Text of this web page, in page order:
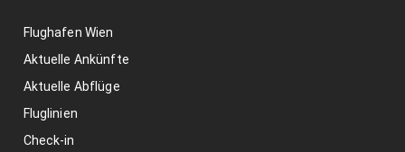
Flughafen Wien
Aktuelle Ankünfte
Aktuelle Abflüge
Fluglinien
Check-in